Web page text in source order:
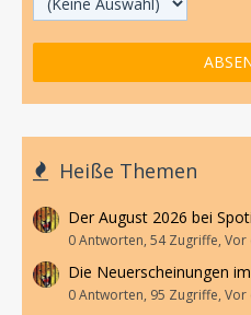
Heiße Themen
Der August 2026 bei
0 Antworten, 54 Zugriffe, Vor
Die Neuerscheinungen
0 Antworten, 95 Zugriffe, Vor